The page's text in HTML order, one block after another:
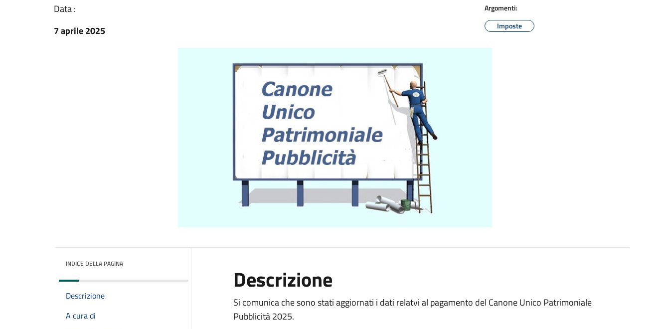
Data :
7 aprile 2025
Argomenti:
Imposte
INDICE DELLA PAGINA
Descrizione
A cura di
Descrizione
Si comunica che sono stati aggiornati i dati relatvi al pagamento del Canone Unico Patrimoniale
Pubblicità 2025.